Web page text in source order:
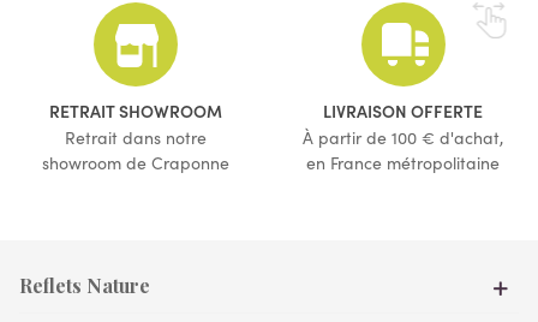
RETRAIT SHOWROOM
Retrait dans notre
showroom de Craponne
LIVRAISON OFFERTE
À partir de 100 € d'achat,
en France métropolitaine
Reflets Nature